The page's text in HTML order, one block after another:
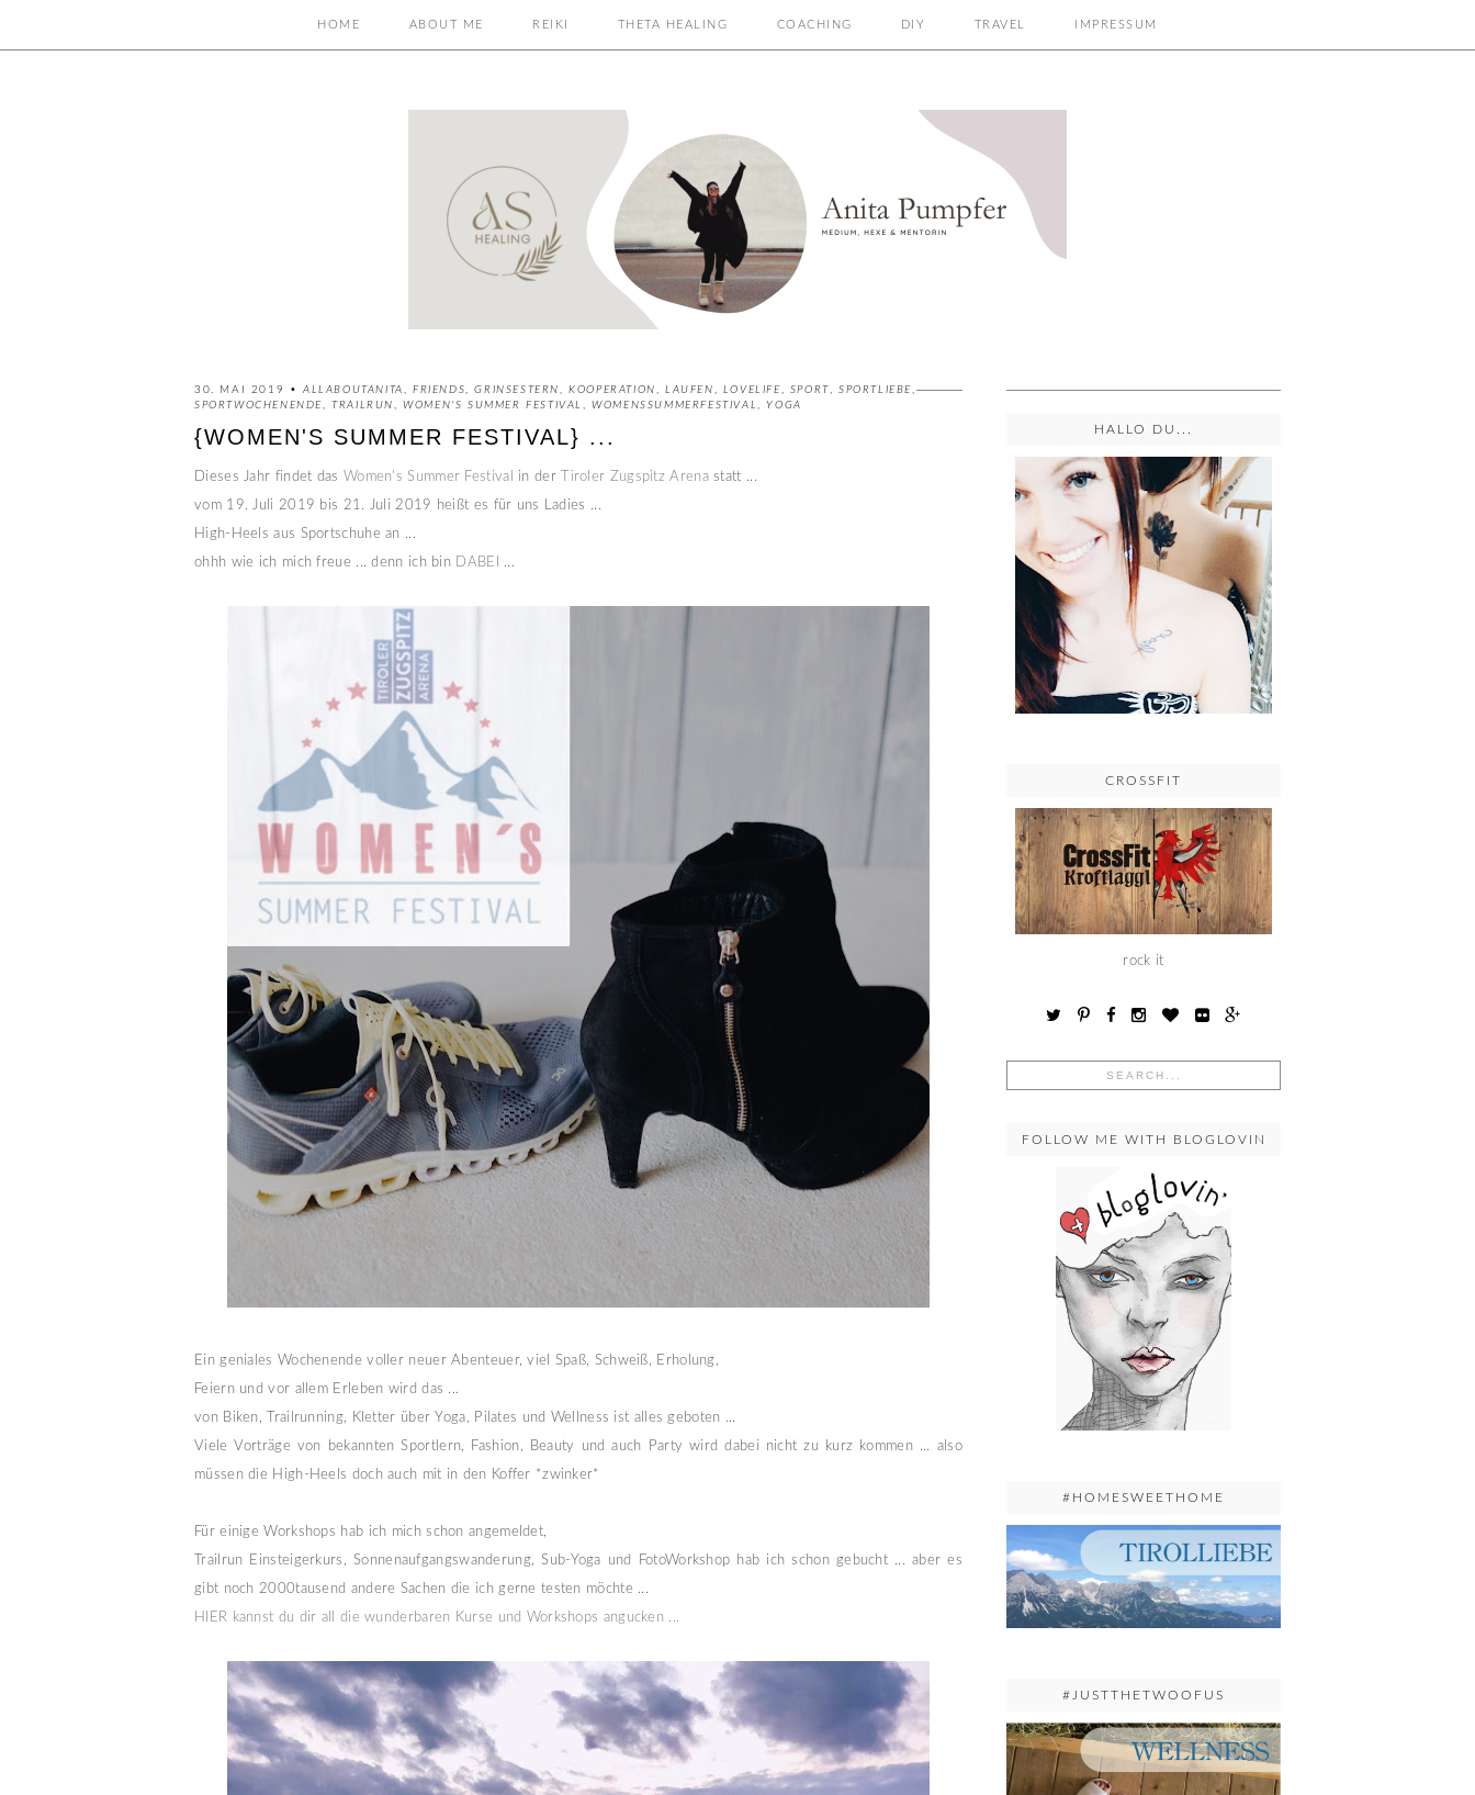
HOME ABOUT ME REIKI THETA HEALING COACHING DIY TRAVEL IMPRESSUM
30. MAI 2019 • ALLABOUTANITA ,FRIENDS,GRINSESTERN,KOOPERATION ,LAUFEN , LOVELIFE, SPORT,SPORTLIEBE,
SPORTWOCHENENDE,TRAILRUN,WOMEN'S SUMMER FESTIVAL,WOMENSSUMMERFESTIVAL,YOGA
{WOMEN'S SUMMER FESTIVAL} ...
Dieses Jahr findet das Women's Summer Festival in der Tiroler Zugspitz Arenastatt ...
vom 19. Juli 2019 bis 21. Juli 2019 heißt es für uns Ladies ...
High-Heels aus Sportschuhe an ...
ohhh wie ich mich freue ... denn ich bin DABEI ...
Ein geniales Wochenende voller neuer Abenteuer, viel Spaß, Schweiß, Erholung,
Feiern und vor allem Erleben wird das ...
von Biken, Trailrunning, Kletter über Yoga, Pilates und Wellness ist alles geboten ...
Viele Vorträge von bekannten Sportlern, Fashion, Beauty und auch Party wird dabei nicht zu kurz kommen ... also
müssen die High-Heels doch auch mit in den Koffer *zwinker*
Für einige Workshops hab ich mich schon angemeldet,
Trailrun Einsteigerkurs, Sonnenaufgangswanderung, Sub-Yoga und FotoWorkshop hab ich schon gebucht ... aber es
gibt noch 2000tausend andere Sachen die ich gerne testen möchte ...
HIER kannst du dir all die wunderbaren Kurse und Workshops angucken ...
HALLO DU...
CROSSFIT
rock it
FOLLOW ME WITH BLOGLOVIN
#HOMESWEETHOME
#JUSTTHETWOOFUS